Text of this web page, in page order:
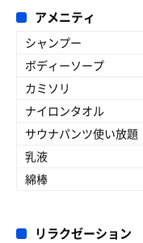
アメニティ
シャンプー
ボディーソープ
カミソリ
ナイロンタオル
サウナパンツ使い放題
乳液
綿棒
リラクゼーション